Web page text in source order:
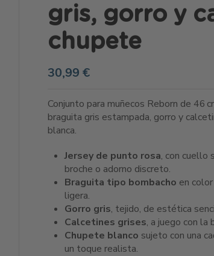
gris, gorro y
chupete
30,99 €
Conjunto para muñecos Reborn de 46
braguita gris estampada, gorro y
blanca.
Jersey de punto rosa, con cuello
broche o adorno discreto.
Braguita tipo bombacho en
ligera.
Gorro gris, tejido, de estética
Calcetines grises, a juego con la
Chupete blanco sujeto con una
un toque realista.